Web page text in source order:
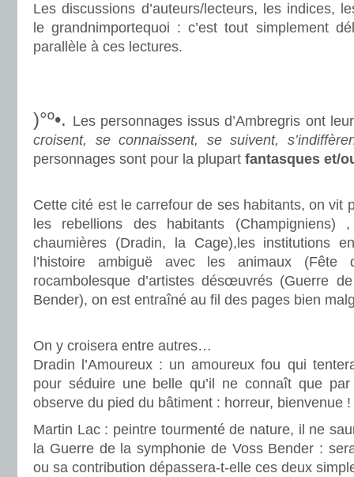
Les discussions d’auteurs/lecteurs, les indices,
le grandnimportequoi : c’est tout simplement
parallèle à ces lectures.
)°º•. Les personnages issus d’Ambregris ont
croisent, se connaissent, se suivent,
personnages sont pour la plupart fantasques et/
Cette cité est le carrefour de ses habitants, on vit
les rebellions des habitants
chaumières (Dradin, la Cage),les institutions
l’histoire ambiguë avec les animaux
rocambolesque d’artistes désœuvrés (Guerre
Bender), on est entraîné au fil des pages bien
On y croisera entre autres…
Dradin l’Amoureux : un amoureux fou qui
pour séduire une belle qu’il ne connaît que
observe du pied du bâtiment : horreur, bienvenue !
Martin Lac : peintre tourmenté de nature, il ne
la Guerre de la symphonie de Voss Bender :
ou sa contribution dépassera-t-elle ces deux